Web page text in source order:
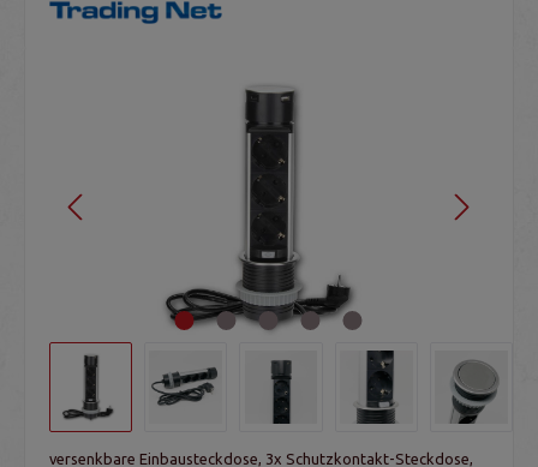
versenkbare Einbausteckdose, 3x Schutzkontakt-Steckdose,